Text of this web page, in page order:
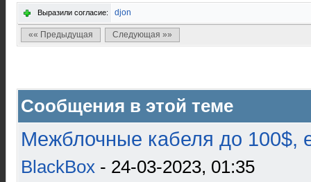
Выразили согласие: djon
«« Предыдущая Следующая »»
Сообщения в этой теме
Межблочные кабеля до 100$,
BlackBox - 24-03-2023, 01:35